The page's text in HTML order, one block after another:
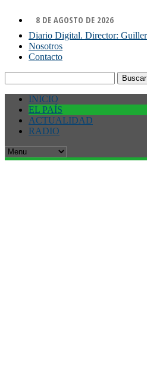
8 DE AGOSTO DE 2026
Diario Digital. Director:
Nosotros
Contacto
INICIO
EL PAÍS
ACTUALIDAD
RADIO